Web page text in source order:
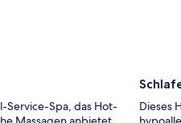
Service-Spa, das Hot-
Dieses